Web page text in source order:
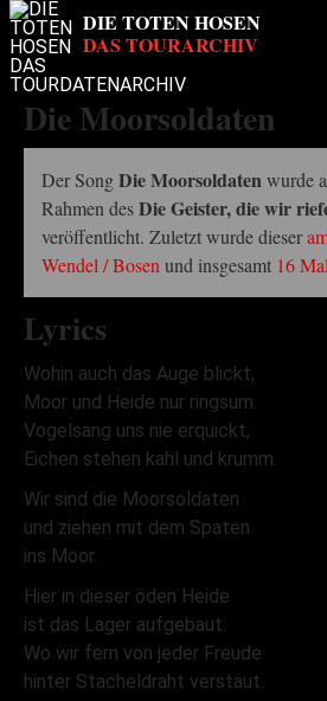
Die Moorsoldaten
Der SongDie Moorsoldatenwurde
Rahmen desDie Geister, die wir
veröffentlicht. Zuletzt wurde dieser
Wendel / Bosen und insgesamt 16 Mal
Lyrics
Wohin auch das Auge blickt,
Moor und Heide nur ringsum.
Vogelsang uns nie erquickt,
Eichen stehen kahl und krumm.
Wir sind die Moorsoldaten
und ziehen mit dem Spaten
ins Moor.
Hier in dieser öden Heide
ist das Lager aufgebaut.
Wo wir fern von jeder Freude
hinter Stacheldraht verstaut.